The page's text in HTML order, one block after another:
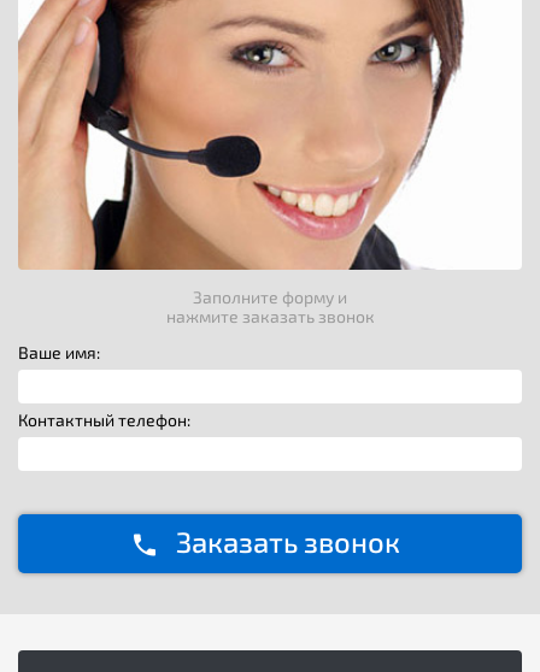
Заполните форму и
нажмите заказать звонок
Ваше имя:
Контактный телефон:
Заказать звонок